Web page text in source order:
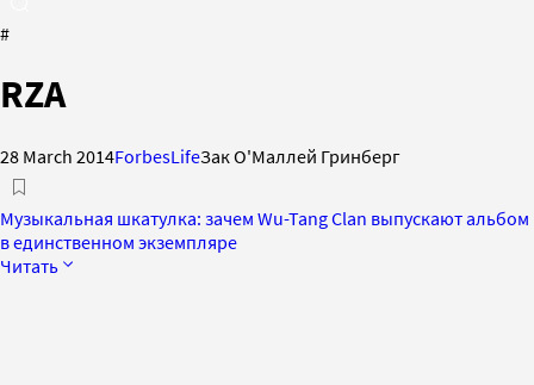
#
RZA
28 March 2014ForbesLifeЗак О'Маллей Гринберг
Музыкальная шкатулка: зачем Wu-Tang Clan выпускают альбом
в единственном экземпляре
Читать